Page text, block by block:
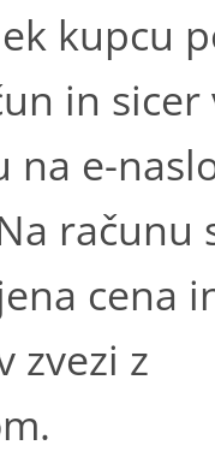
kupcu
in sicer
na e-
računu
cena
zvezi z